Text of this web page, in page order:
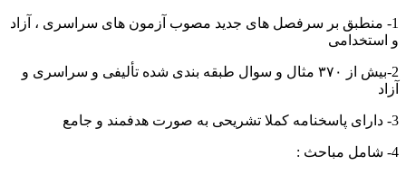
1- منطبق بر سرفصل های جدید مصوب آزمون های سراسری ، آزاد
و استخدامی
2-بیش از ۳۷۰ مثال و سوال طبقه بندی شده تألیفی و سراسری و
آزاد
3- دارای پاسخنامه کملا تشریحی به صورت هدفمند و جامع
4- شامل مباحث :